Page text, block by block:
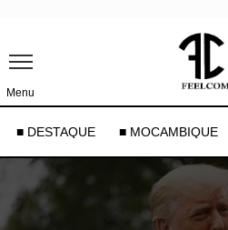
Menu
■ DESTAQUE ■ MOCAMBIQUE